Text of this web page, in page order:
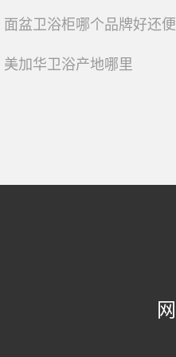
面盆卫浴柜哪个品牌好还
美加华卫浴产地哪里